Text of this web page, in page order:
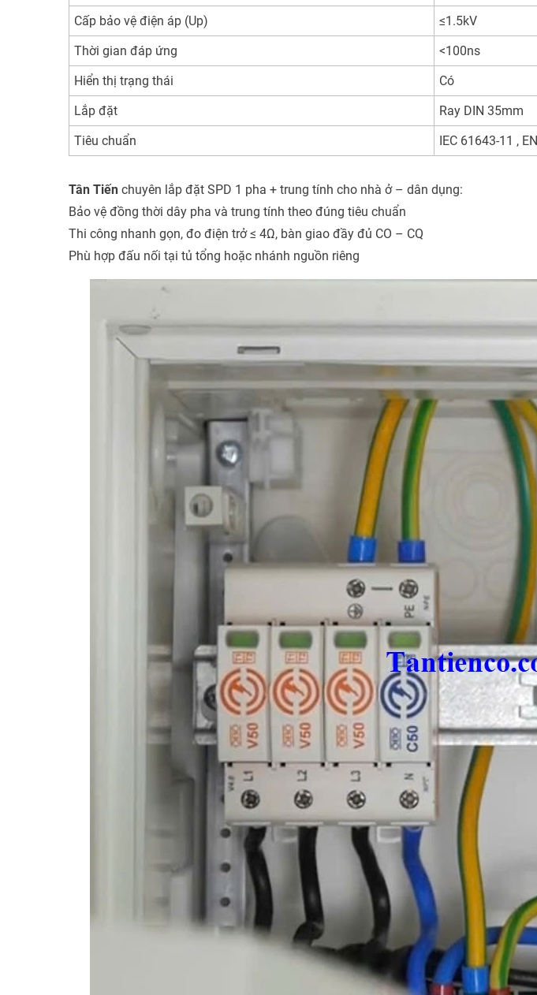
Cấp bảo vệ điện áp (Up)
≤1.5kV
Thời gian đáp ứng
<100ns
Hiển thị trạng thái
Có
Lắp đặt
Ray DIN 35mm
Tiêu chuẩn
IEC 61643-11 ,
Tân Tiến chuyên lắp đặt SPD 1 pha + trung tính cho nhà ở – dân dụng:
Bảo vệ đồng thời dây pha và trung tính theo đúng tiêu chuẩn
Thi công nhanh gọn, đo điện trở ≤ 4Ω, bàn giao đầy đủ CO – CQ
Phù hợp đấu nối tại tủ tổng hoặc nhánh nguồn riêng